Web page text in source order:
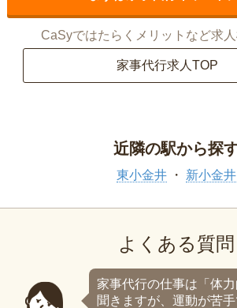
CaSyではたらくメリットなど求
家事代行求人TOP
近隣の駅から探
東小金井 新小金井
よくある質問
家事代行の仕事は「体
聞きますが、運動が苦